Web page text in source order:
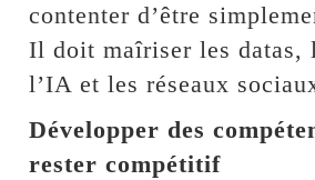
contenter d’être
Il doit maîriser les datas,
l’IA et les réseaux
Développer des
rester compétitif